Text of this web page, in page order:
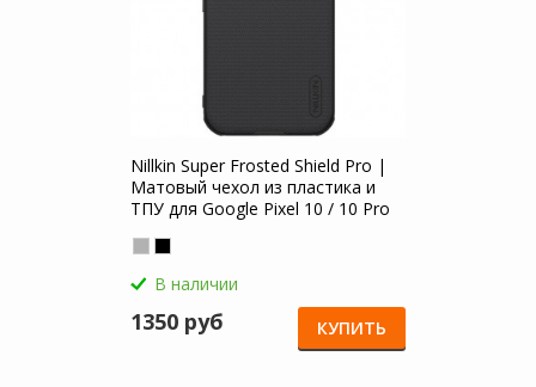
Nillkin Super Frosted Shield Pro |
Матовый чехол из пластика и
ТПУ для Google Pixel 10 / 10 Pro
В наличии
1350 руб КУПИТЬ